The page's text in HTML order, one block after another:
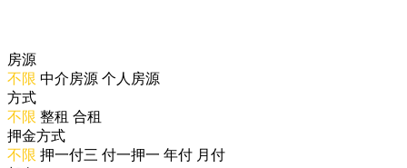
房源
不限 中介房源 个人房源
方式
不限 整租 合租
押金方式
不限 押一付三 付一押一 年付 月付